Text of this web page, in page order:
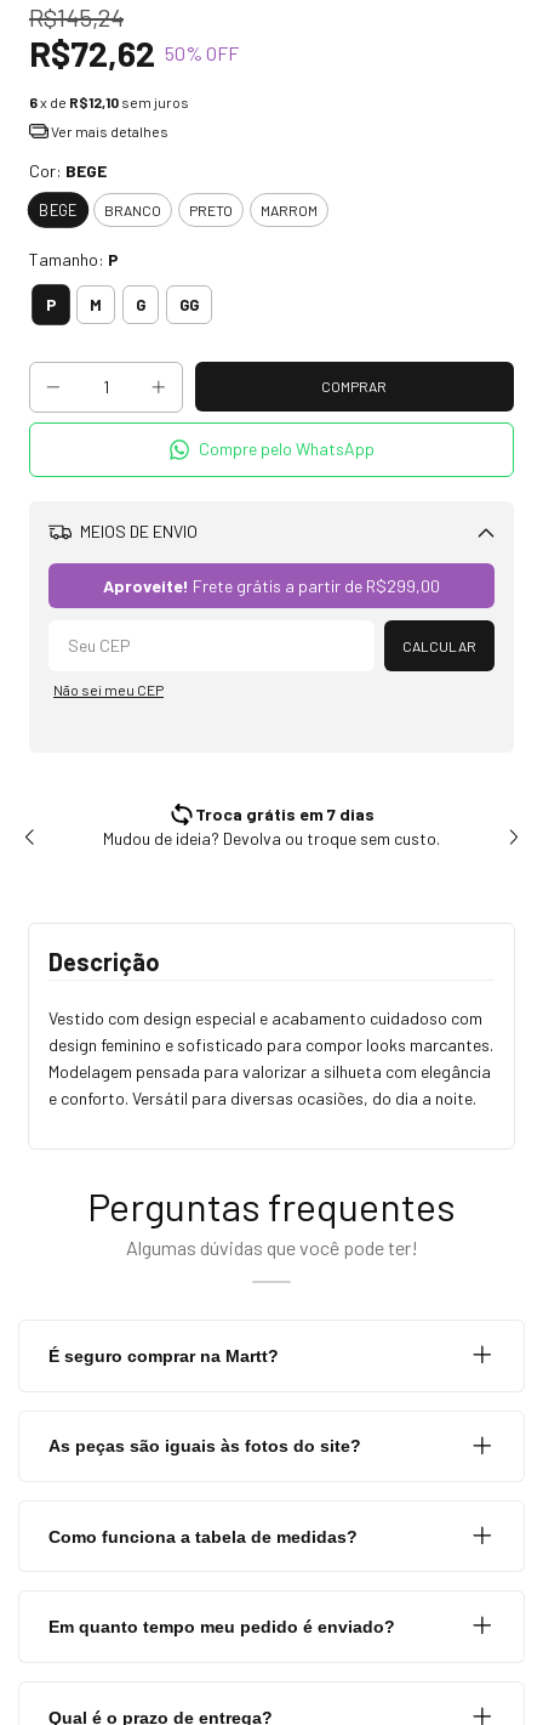
R$145,24
R$72,62 50% OFF
6x de R$12,10 sem juros
Ver mais detalhes
Cor: BEGE
BEGE BRANCO PRETO MARROM
Tamanho: P
P M G GG
Compre pelo WhatsApp
MEIOS DE ENVIO
Aproveite! Frete grátis a partir de R$299,00
CALCULAR
Não sei meu CEP
Troca grátis em 7 dias
Mudou de ideia? Devolva ou troque sem custo.
Descrição
Vestido com design especial e acabamento cuidadoso com
design feminino e sofisticado para compor looks marcantes.
Modelagem pensada para valorizar a silhueta com elegância
e conforto. Versátil para diversas ocasiões, do dia a noite.
Perguntas frequentes
Algumas dúvidas que você pode ter!
É seguro comprar na Martt?
As peças são iguais às fotos do site?
Como funciona a tabela de medidas?
Em quanto tempo meu pedido é enviado?
Qual é o prazo de entrega?